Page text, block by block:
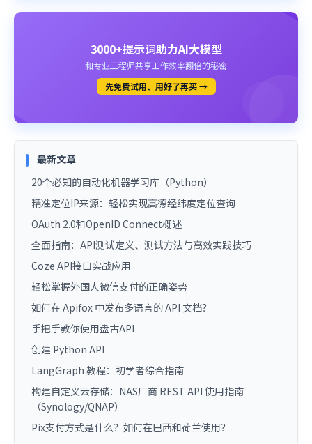
3000+提示词助力AI大模型
和专业工程师共享工作效率翻倍的秘密
先免费试用、用好了再买 →
最新文章
20个必知的自动化机器学习库（Python）
精准定位IP来源：轻松实现高德经纬度定位查询
OAuth 2.0和OpenID Connect概述
全面指南：API测试定义、测试方法与高效实践技巧
Coze API接口实战应用
轻松掌握外国人微信支付的正确姿势
如何在 Apifox 中发布多语言的 API 文档？
手把手教你使用盘古API
创建 Python API
LangGraph 教程：初学者综合指南
构建自定义云存储：NAS厂商 REST API 使用指南
（Synology/QNAP）
Pix支付方式是什么？如何在巴西和荷兰使用？